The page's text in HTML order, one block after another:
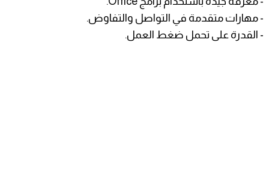
- مهارات متقدمة في التواصل والتفاوض.
- القدرة على تحمل ضغط العمل.